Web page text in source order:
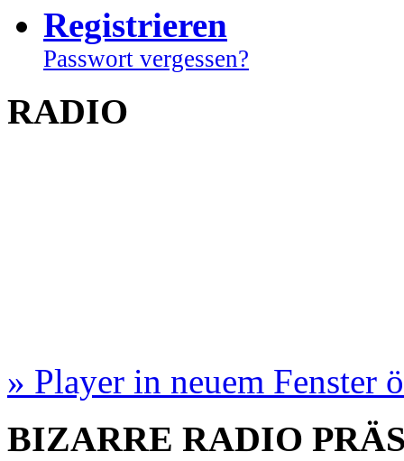
Registrieren
Passwort vergessen?
RADIO
» Player in neuem Fenster
BIZARRE RADIO